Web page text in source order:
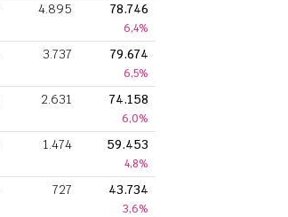
4.895 78.746
6,4%
3.737 79.674
6,5%
2.631 74.158
6,0%
1.474 59.453
4,8%
727 43.734
3,6%